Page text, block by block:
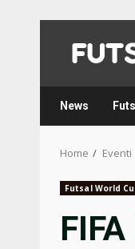
content
News
Home Eventi
Futsal World